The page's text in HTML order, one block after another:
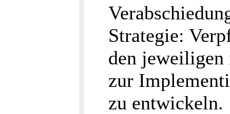
Strategie:
den jeweiligen
zur
zu entwickeln.